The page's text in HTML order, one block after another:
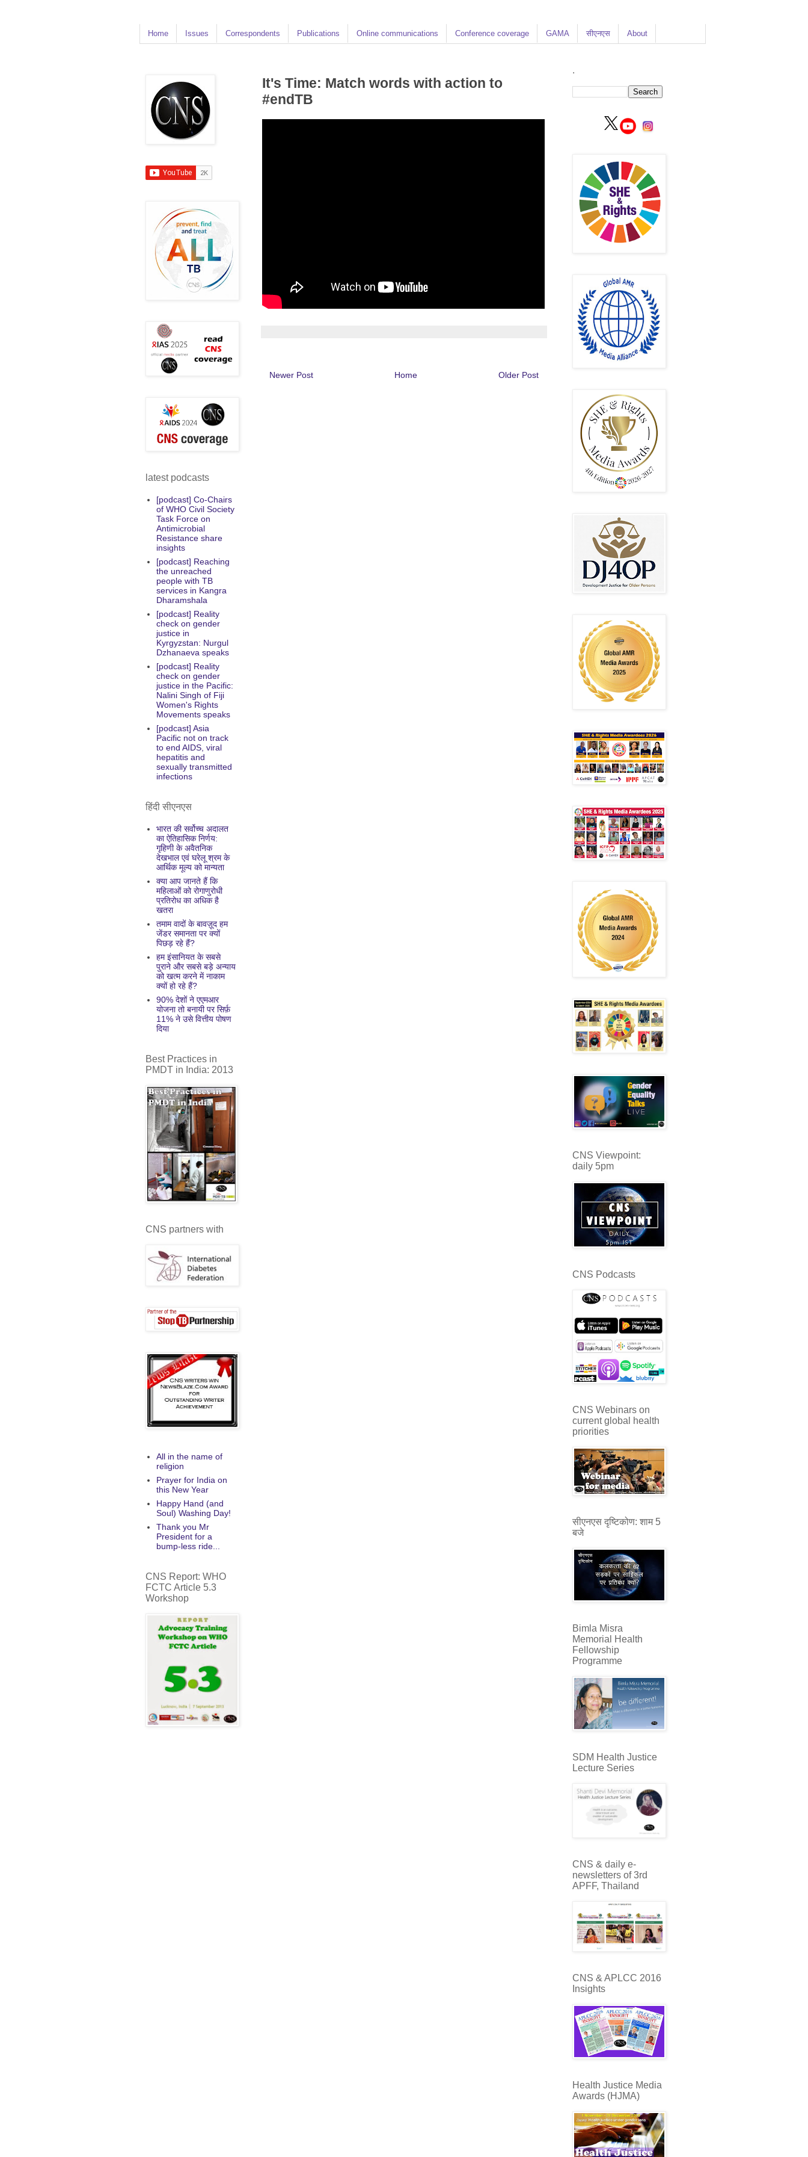
Home Issues Correspondents Publications Online communications Conference coverage GAMA सीएनएस About
It's Time: Match words with action to
#endTB
Newer Post Older Post
Home
latest podcasts
[podcast] Co-Chairs
of WHO Civil Society
Task Force on
Antimicrobial
Resistance share
insights
[podcast] Reaching
the unreached
people with TB
services in Kangra
Dharamshala
[podcast] Reality
check on gender
justice in
Kyrgyzstan: Nurgul
Dzhanaeva speaks
[podcast] Reality
check on gender
justice in the Pacific:
Nalini Singh of Fiji
Women's Rights
Movements speaks
[podcast] Asia
Pacific not on track
to end AIDS, viral
hepatitis and
sexually transmitted
infections
हिंदी सीएनएस
भारत की सर्वोच्च अदालत
का ऐतिहासिक निर्णय:
गृहिणी के अवैतनिक
देखभाल एवं घरेलू श्रम के
आर्थिक मूल्य को मान्यता
क्या आप जानते हैं कि
महिलाओं को रोगाणुरोधी
प्रतिरोध का अधिक है
खतरा
तमाम वादों के बावज़ूद हम
जेंडर समानता पर क्यों
पिछड़ रहे हैं?
हम इंसानियत के सबसे
पुराने और सबसे बड़े अन्याय
को खत्म करने में नाकाम
क्यों हो रहे हैं?
90% देशों ने एएमआर
योजना तो बनायी पर सिर्फ़
11% ने उसे वित्तीय पोषण
दिया
Best Practices in
PMDT in India: 2013
CNS partners with
All in the name of
religion
Prayer for India on
this New Year
Happy Hand (and
Soul) Washing Day!
Thank you Mr
President for a
bump-less ride...
CNS Report: WHO
FCTC Article 5.3
Workshop
.
CNS Viewpoint:
daily 5pm
CNS Podcasts
CNS Webinars on
current global health
priorities
सीएनएस दृष्टिकोण: शाम 5
बजे
Bimla Misra
Memorial Health
Fellowship
Programme
SDM Health Justice
Lecture Series
CNS & daily e-
newsletters of 3rd
APFF, Thailand
CNS & APLCC 2016
Insights
Health Justice Media
Awards (HJMA)